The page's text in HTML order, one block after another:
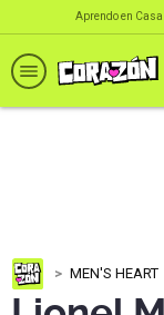
Aprendo en Casa
MEN'S HEART